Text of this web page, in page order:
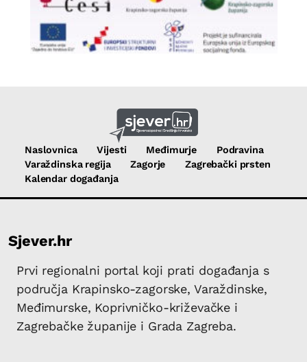
Naslovnica Vijesti Međimurje
Podravina
Varaždinska regija
Zagorje
Zagrebački prsten
Kalendar događanja
Sjever.hr
Prvi regionalni portal koji prati događanja s
područja Krapinsko-zagorske, Varaždinske,
Međimurske, Koprivničko-križevačke i
Zagrebačke županije i Grada Zagreba.